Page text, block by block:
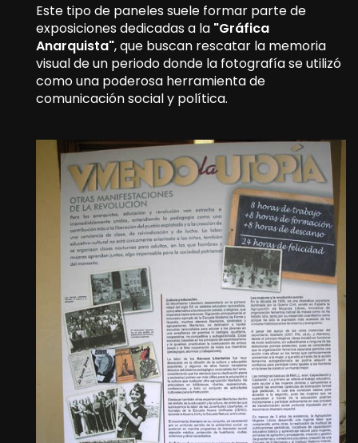
Este tipo de paneles suele formar parte de
exposiciones dedicadas a la "Gráfica
Anarquista", que buscan rescatar la memoria
visual de un periodo donde la fotografía se utilizó
como una poderosa herramienta de
comunicación social y política.